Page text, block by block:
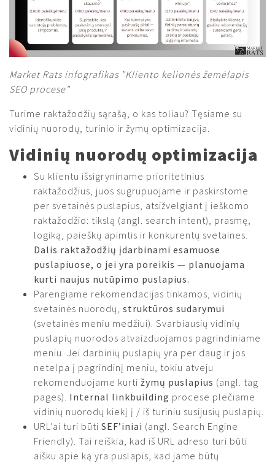
Market Rats infografikas "Kliento kelionės žemėlapis
SEO procese"
Turime raktažodžių sąrašą, o kas toliau? Tęsiame su
vidinių nuorodų, turinio ir žymų optimizacija.
Vidinių nuorodų optimizacija
Su klientu išsigryniname prioritetinius
raktažodžius, juos sugrupuojame ir paskirstome
per svetainės puslapius, atsižvelgiant į ieškomo
raktažodžio: tikslą (angl. search intent), prasmę,
logiką, paieškų apimtis ir konkurentų svetaines.
Dalis raktažodžių įdarbinami esamuose
puslapiuose, o jei yra poreikis — planuojama
kurti naujus nutūpimo puslapius.
Parengiame rekomendacijas tinkamos, vidinių
svetainės nuorodų, struktūros sudarymui
(svetainės meniu medžiui). Svarbiausių vidinių
puslapių nuorodos atvaizduojamos pagrindiniame
meniu. Jei darbinių puslapių yra per daug ir jos
netelpa į pagrindinį meniu, tokiu atveju
rekomenduojame kurti žymų puslapius (angl. tag
pages). Internal linkbuilding procese plečiame
vidinių nuorodų kiekį į / iš turiniu susijusių puslapių.
URL’ai turi būti SEF’iniai (angl. Search Engine
Friendly). Tai reiškia, kad iš URL adreso turi būti
aišku apie ką yra puslapis, kad jame būtų